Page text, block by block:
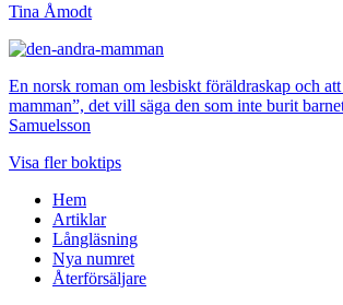
Tina Åmodt
En norsk roman om lesbiskt föräldraskap och
mamman”, det vill säga den som inte burit
Samuelsson
Visa fler boktips
Hem
Artiklar
Långläsning
Nya numret
Återförsäljare